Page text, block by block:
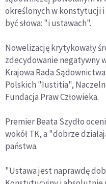
określonych w konstytucji
być słowa: "i ustawach".
Nowelizację krytykowały
zdecydowanie negatywny
Krajowa Rada
Polskich "Iustitia",
Fundacja Praw Człowieka.
Premier Beata Szydło
wokół TK, a "dobrze
państwa.
"Ustawa jest naprawdę